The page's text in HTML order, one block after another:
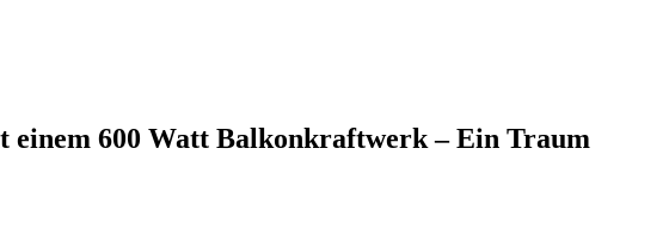
600 Watt Balkonkraftwerk – Ein Traum